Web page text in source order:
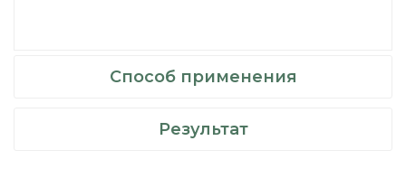
Способ применения
Результат